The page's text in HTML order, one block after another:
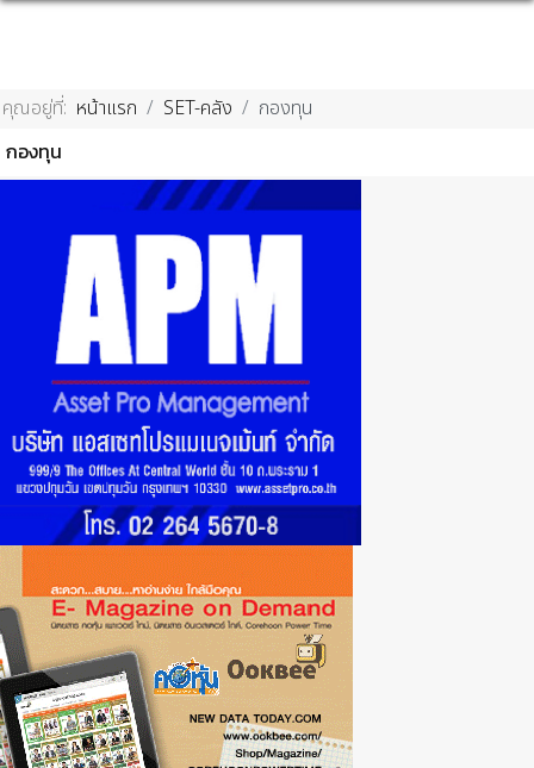
คุณอยู่ที่: หน้าแรก SET-คลัง
กองทุน
กองทุน